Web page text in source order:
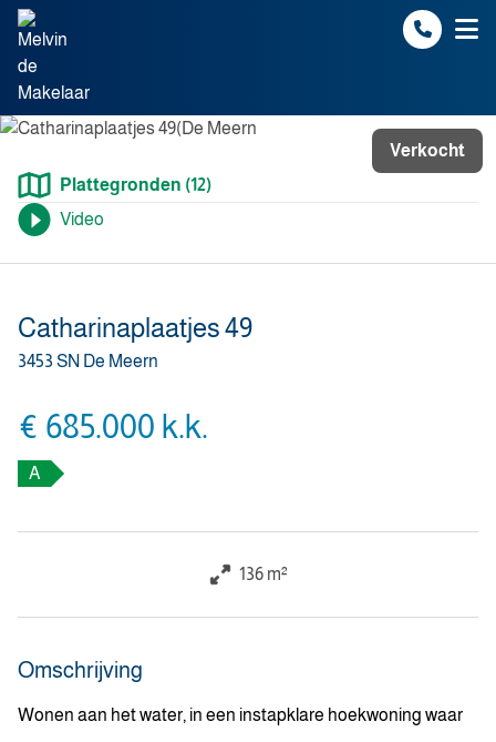
Spring naar inhoud
Verkocht
Plattegronden (12)
Video
Catharinaplaatjes 49
3453 SN De Meern
€ 685.000 k.k.
A
136 m²
Omschrijving
Wonen aan het water, in een instapklare hoekwoning waar